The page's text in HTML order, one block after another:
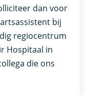
dan voor
bij
regiocentrum
Hospitaal in
die ons